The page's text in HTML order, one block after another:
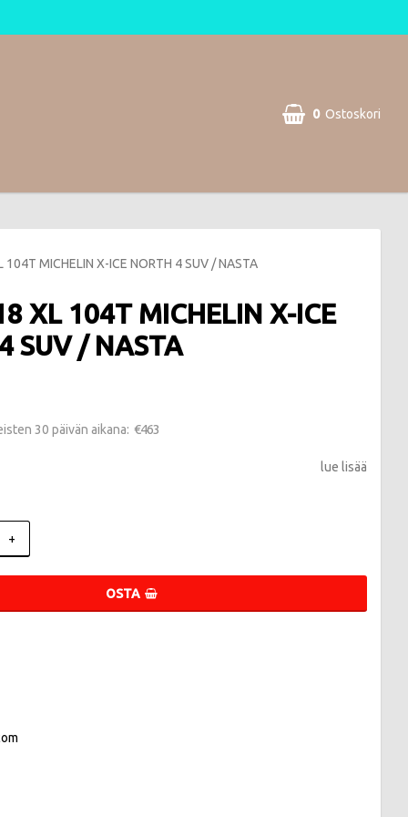
0 Ostoskori
MICHELIN X-ICE NORTH 4 SUV / NASTA
XL 104T MICHELIN X-ICE
SUV / NASTA
30 päivän aikana €463
lue lisää
+
OSTA